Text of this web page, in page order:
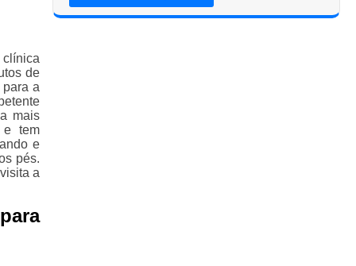
clínica
de
a
mais
e tem
e
pés.
a